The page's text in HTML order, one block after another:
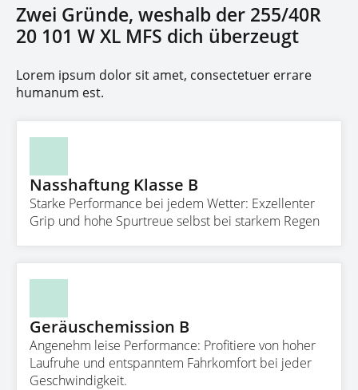
Zwei Gründe, weshalb der 255/40R
20 101 W XL MFS dich überzeugt
Lorem ipsum dolor sit amet, consectetuer errare
humanum est.
Nasshaftung Klasse B
Starke Performance bei jedem Wetter: Exzellenter
Grip und hohe Spurtreue selbst bei starkem Regen
Geräuschemission B
Angenehm leise Performance: Profitiere von hoher
Laufruhe und entspanntem Fahrkomfort bei jeder
Geschwindigkeit.